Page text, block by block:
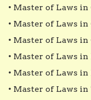
• Master of Laws in
• Master of Laws
• Master of Laws
• Master of Laws
• Master of Laws
• Master of Laws